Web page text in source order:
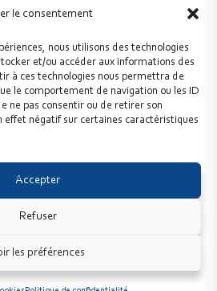
le consentement
nous utilisons des technologies
et/ou accéder aux informations des
à ces technologies nous permettra de
le comportement de navigation ou les ID
ne pas consentir ou de retirer son
effet négatif sur certaines caractéristiques
Accepter
Refuser
les préférences
| Mentions légales
|Newsletter| Réalisation :Sitcom